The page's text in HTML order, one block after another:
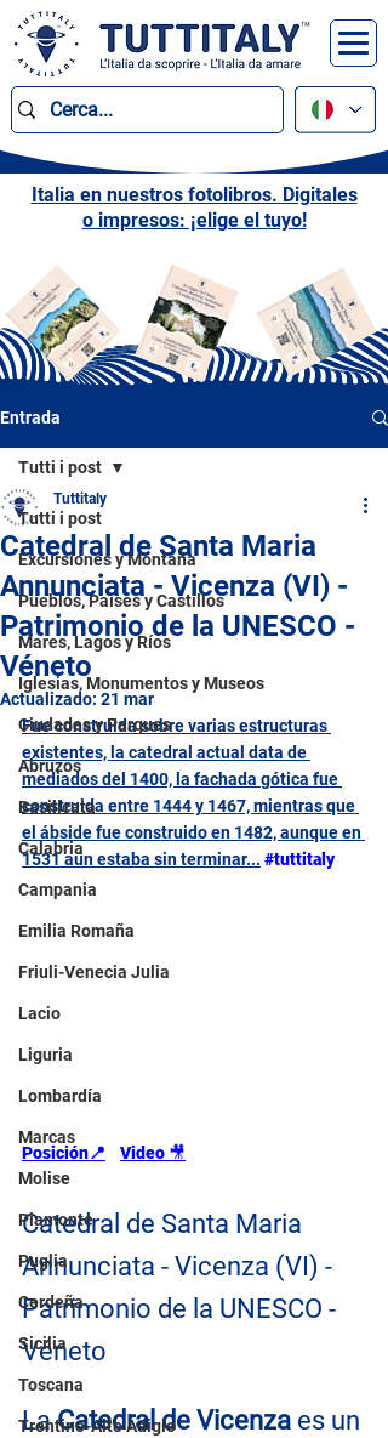
Italia en nuestros fotolibros. Digitales
o impresos: ¡elige el tuyo!
Entrada
Tutti i post
Excursiones y Montaña
Pueblos, Países y Castillos
Mares, Lagos y Ríos
Iglesias, Monumentos y Museos
Ciudades y Parques
Abruzos
Basilicata
Calabria
Campania
Emilia Romaña
Friuli-Venecia Julia
Lacio
Liguria
Lombardía
Marcas
Molise
Piamonte
Puglia
Cerdeña
Sicilia
Toscana
Trentino-Alto Adigio
Tutti i post
Catedral de Santa Maria
Annunciata - Vicenza (VI) -
Patrimonio de la UNESCO -
Véneto
Tuttitaly
Actualizado: 21 mar
Fue construida sobre varias estructuras
existentes, la catedral actual data de
mediados del 1400, la fachada gótica fue
construida entre 1444 y 1467, mientras que
el ábside fue construido en 1482, aunque en
1531 aún estaba sin terminar... #tuttitaly
Posición📍 Video 🎥
Catedral de Santa Maria
Annunciata - Vicenza (VI) -
Patrimonio de la UNESCO -
Véneto
La Catedral de Vicenza es un